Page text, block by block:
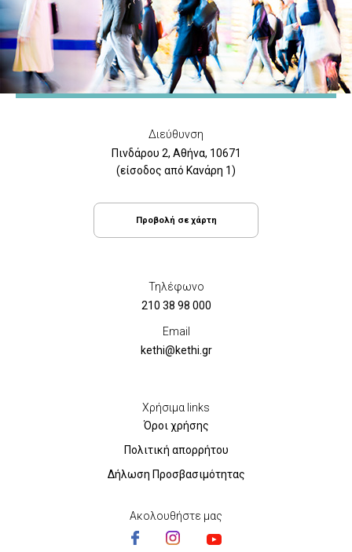
Διεύθυνση
Πινδάρου 2, Αθήνα, 10671
(είσοδος από Κανάρη 1)
Προβολή σε χάρτη
Τηλέφωνο
210 38 98 000
Email
kethi@kethi.gr
Χρήσιμα links
Όροι χρήσης
Πολιτική απορρήτου
Δήλωση Προσβασιμότητας
Ακολουθήστε μας